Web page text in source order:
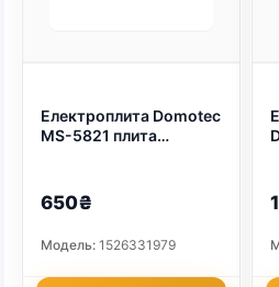
Електроплита Domotec
MS-5821 плита
650₴
Модель: 1526331979